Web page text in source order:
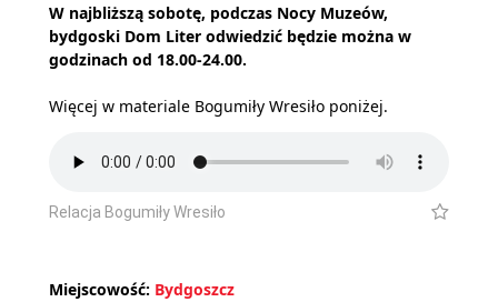
W najbliższą sobotę, podczas Nocy Muzeów,
bydgoski Dom Liter odwiedzić będzie można w
godzinach od 18.00-24.00.
Więcej w materiale Bogumiły Wresiło poniżej.
Relacja Bogumiły Wresiło
Miejscowość: Bydgoszcz